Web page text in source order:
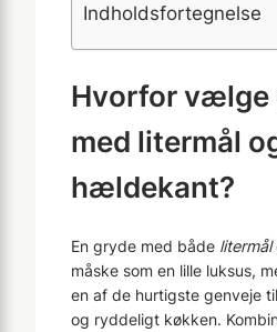
Indholdsfortegnelse
Hvorfor vælge
med litermål
hældekant?
En gryde med både litermål
måske som en lille luksus,
en af de hurtigste genveje
og ryddeligt køkken.